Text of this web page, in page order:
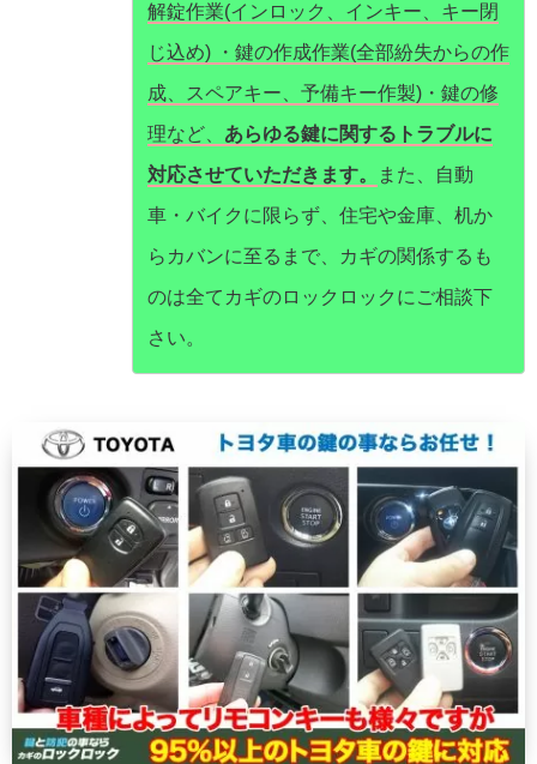
解錠作業(インロック、インキー、キー閉
じ込め) ・鍵の作成作業(全部紛失からの作
成、スペアキー、予備キー作製)・鍵の修
理など、 あらゆる鍵に関するトラブルに
対応させていただきます。
また、自動
車・バイクに限らず、住宅や金庫、机か
らカバンに至るまで、カギの関係するも
のは全てカギのロックロックにご相談下
さい。